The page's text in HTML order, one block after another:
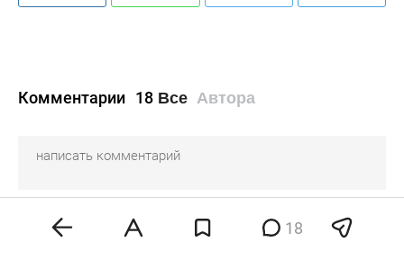
Комментарии 18 Все Автора
Нерусский_
18